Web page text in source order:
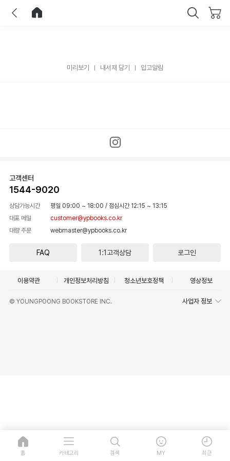
미리보기 내서재 담기 입고알림
고객센터
1544-9020
상담가능시간 평일 09:00 ~ 18:00 / 점심시간 12:15 ~ 13:15
대표 메일
customer@ypbooks.co.kr
대량 주문
webmaster@ypbooks.co.kr
FAQ 1:1고객상담 로그인
이용약관 개인정보처리방침 청소년보호정책 영상정보
© YOUNGPOONG BOOKSTORE INC. 사업자 정보
홈 카테고리 검색 MY 최근